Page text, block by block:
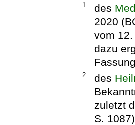
1. des
2020
vom
dazu
2. des
zuletzt
S.